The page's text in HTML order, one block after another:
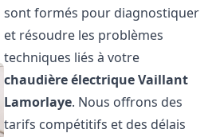
sont formés pour diagnostiquer
et résoudre les problèmes
techniques liés à votre
chaudière électrique Vaillant
Lamorlaye. Nous offrons des
tarifs compétitifs et des délais